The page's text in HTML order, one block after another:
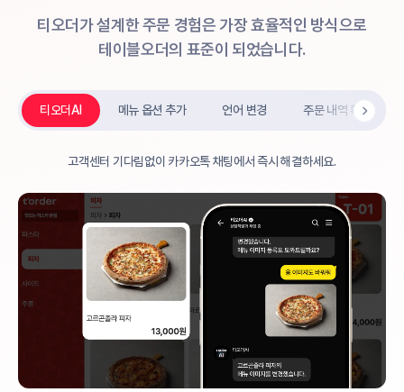
티오더가 설계한 주문 경험은 가장 효율적인 방식으로
테이블오더의 표준이 되었습니다.
티오더AI 메뉴 옵션 추가 언어 변경 주문 내역 확인
고객센터 기다림없이 카카오톡 채팅에서 즉시 해결하세요.